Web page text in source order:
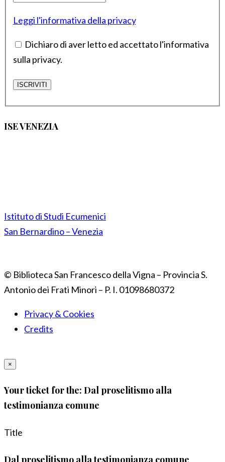
Leggi l'informativa della privacy
Dichiaro di aver letto ed accettato l'informativa
sulla privacy.
ISE VENEZIA
Istituto di Studi Ecumenici
San Bernardino – Venezia
© Biblioteca San Francesco della Vigna – Provincia S.
Antonio dei Frati Minori – P. I. 01098680372
Privacy & Cookies
Credits
×
Your ticket for the: Dal proselitismo alla
testimonianza comune
Title
Dal proselitismo alla testimonianza comune